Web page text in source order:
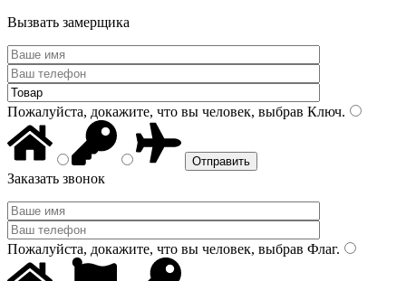
Вызвать замерщика
Пожалуйста, докажите, что вы человек, выбрав Ключ.
Заказать звонок
Пожалуйста, докажите, что вы человек, выбрав Флаг.